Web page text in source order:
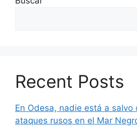
Recent Posts
En Odesa, nadie está a salvo
ataques rusos en el Mar